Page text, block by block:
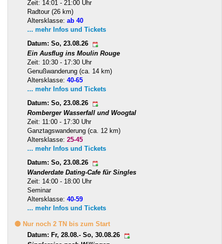
Zeit: 14:01 - 21:00 Uhr
Radtour (26 km)
Altersklasse: ab 40
... mehr Infos und Tickets
Datum: So, 23.08.26
Ein Ausflug ins Moulin Rouge
Zeit: 10:30 - 17:30 Uhr
Genußwanderung (ca. 14 km)
Altersklasse: 40-65
... mehr Infos und Tickets
Datum: So, 23.08.26
Romberger Wasserfall und Woogtal
Zeit: 11:00 - 17:30 Uhr
Ganztagswanderung (ca. 12 km)
Altersklasse: 25-45
... mehr Infos und Tickets
Datum: So, 23.08.26
Wanderdate Dating-Cafe für Singles
Zeit: 14:00 - 18:00 Uhr
Seminar
Altersklasse: 40-59
... mehr Infos und Tickets
🟡 Nur noch 2 TN bis zum Start
Datum: Fr, 28.08.- So, 30.08.26